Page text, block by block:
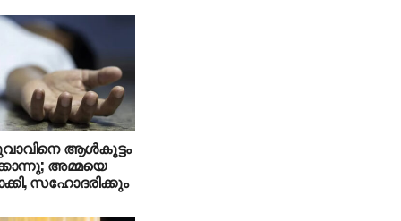
ആള്‍കൂട്ടം
അമ്മയെ
സഹോദരിക്കും